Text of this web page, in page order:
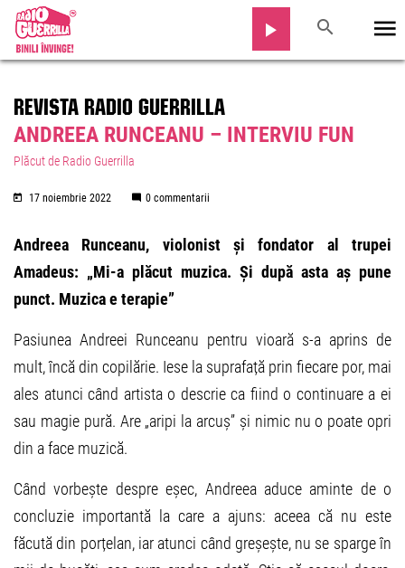
REVISTA RADIO GUERRILLA
ANDREEA RUNCEANU – INTERVIU FUN
Plăcut de Radio Guerrilla
17 noiembrie 2022 0 commentarii
Andreea Runceanu, violonist și fondator al trupei
Amadeus: „Mi-a plăcut muzica. Și după asta aș pune
punct. Muzica e terapie”
Pasiunea Andreei Runceanu pentru vioară s-a aprins de
mult, încă din copilărie. Iese la suprafață prin fiecare por, mai
ales atunci când artista o descrie ca fiind o continuare a ei
sau magie pură. Are „aripi la arcuș” și nimic nu o poate opri
din a face muzică.
Când vorbește despre eșec, Andreea aduce aminte de o
concluzie importantă la care a ajuns: aceea că nu este
făcută din porțelan, iar atunci când greșește, nu se sparge în